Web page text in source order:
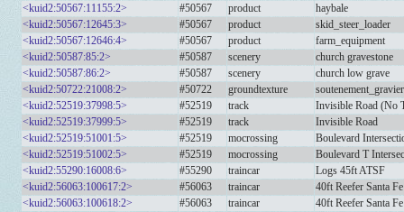
<kuid2:50567:11155:2>
#50567 product
haybale
<kuid2:50567:12645:3>
#50567 product
skid_steer_loader
<kuid2:50567:12646:4>
#50567 product
farm_equipment
<kuid2:50587:85:2>
#50587 scenery
church gravestone
<kuid2:50587:86:2>
#50587 scenery
church low grave
<kuid2:50722:21008:2>
#50722 groundtexture
soutenement_gravier
<kuid2:52519:37998:5>
#52519 track
Invisible Road (No
<kuid2:52519:37999:5>
#52519 track
Invisible Road
<kuid2:52519:51001:5>
#52519 mocrossing
Boulevard
<kuid2:52519:51002:5>
#52519 mocrossing
Boulevard T
<kuid2:55290:16008:6>
#55290 traincar
Logs 45ft ATSF
<kuid2:56063:100617:2>
#56063 traincar
40ft Reefer Santa
<kuid2:56063:100618:2>
#56063 traincar
40ft Reefer Santa